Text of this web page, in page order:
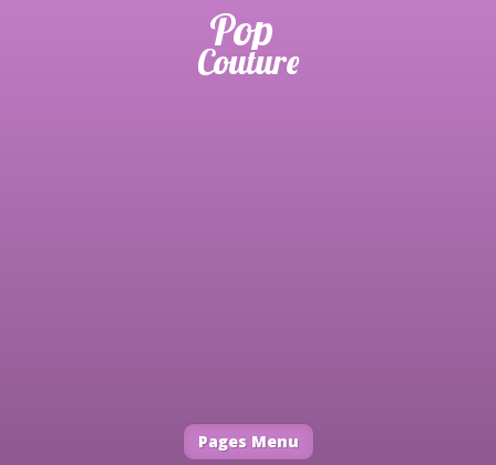
Pages Menu